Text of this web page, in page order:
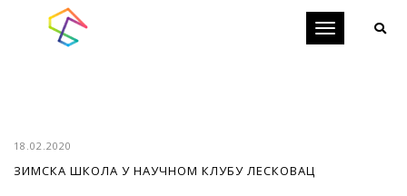
Toggle
18.02.2020
ЗИМСКА ШКОЛА У НАУЧНОМ КЛУБУ ЛЕСКОВАЦ